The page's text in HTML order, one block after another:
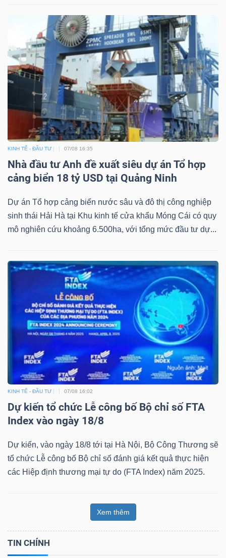
KINH TẾ - ĐẦU TƯ 07/08 16:35
Nhà đầu tư Anh đề xuất siêu dự án Tổ hợp
cảng biển 18 tỷ USD tại Quảng Ninh
Dự án Tổ hợp cảng biển nước sâu và đô thị công nghiệp
sinh thái Hải Hà tại Khu kinh tế cửa khẩu Móng Cái có quy
mô nghiên cứu khoảng 6.500ha, với tổng mức đầu tư dự...
KINH TẾ - ĐẦU TƯ 07/08 16:02
Dự kiến tổ chức Lễ công bố Bộ chỉ số FTA
Index vào ngày 18/8
Dự kiến, vào ngày 18/8 tới tại Hà Nội, Bộ Công Thương sẽ
tổ chức Lễ công bố Bộ chỉ số đánh giá kết quả thực hiện
các Hiệp định thương mại tự do (FTA Index) năm 2025.
Xem thêm
TIN CHÍNH